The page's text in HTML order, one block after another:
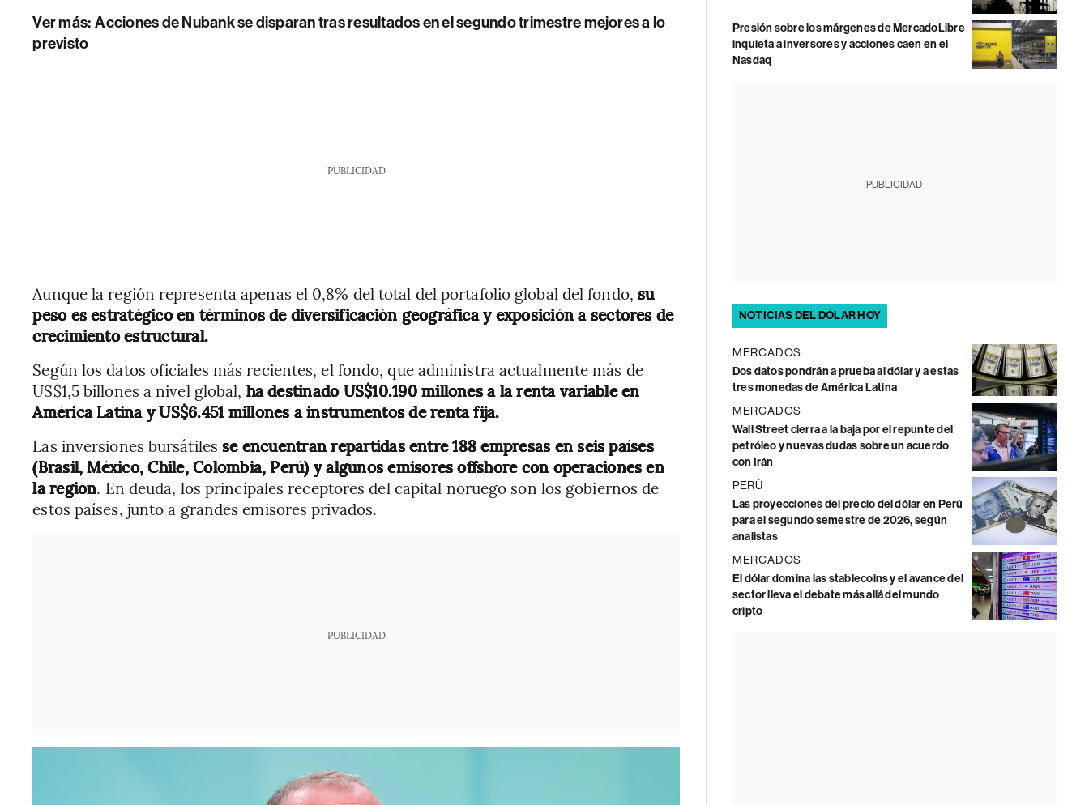
Ver más: Acciones de Nubank se disparan tras resultados en el segundo trimestre mejores a lo
previsto
PUBLICIDAD
Aunque la región representa apenas el 0,8% del total del portafolio global del fondo, su
peso es estratégico en términos de diversificación geográfica y exposición a sectores de
crecimiento estructural.
Según los datos oficiales más recientes, el fondo, que administra actualmente más de
US$1,5 billones a nivel global, ha destinado US$10.190 millones a la renta variable en
América Latina y US$6.451 millones a instrumentos de renta fija.
Las inversiones bursátiles se encuentran repartidas entre 188 empresas en seis países
(Brasil, México, Chile, Colombia, Perú) y algunos emisores offshore con operaciones en
la región. En deuda, los principales receptores del capital noruego son los gobiernos de
estos países, junto a grandes emisores privados.
PUBLICIDAD
Presión sobre los márgenes de MercadoLibre
inquieta a inversores y acciones caen en el
Nasdaq
PUBLICIDAD
NOTICIAS DEL DÓLAR HOY
MERCADOS
Dos datos pondrán a prueba al dólar y a estas
tres monedas de América Latina
MERCADOS
Wall Street cierra a la baja por el repunte del
petróleo y nuevas dudas sobre un acuerdo
con Irán
PERÚ
Las proyecciones del precio del dólar en Perú
para el segundo semestre de 2026, según
analistas
MERCADOS
El dólar domina las stablecoins y el avance del
sector lleva el debate más allá del mundo
cripto